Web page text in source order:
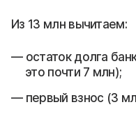
Из 13 млн вычитаем:
остаток долга
это почти 7 млн);
первый взнос (3